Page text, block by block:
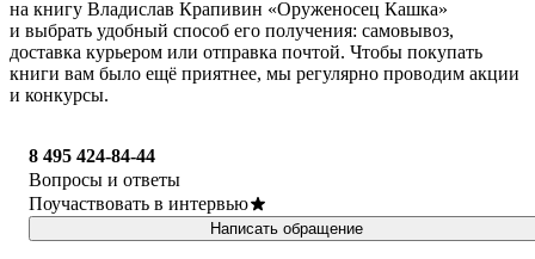
на книгу Владислав Крапивин «Оруженосец Кашка»
и выбрать удобный способ его получения: самовывоз,
доставка курьером или отправка почтой. Чтобы покупать
книги вам было ещё приятнее, мы регулярно проводим акции
и конкурсы.
8 495 424-84-44
Вопросы и ответы
Поучаствовать в интервью
Написать обращение